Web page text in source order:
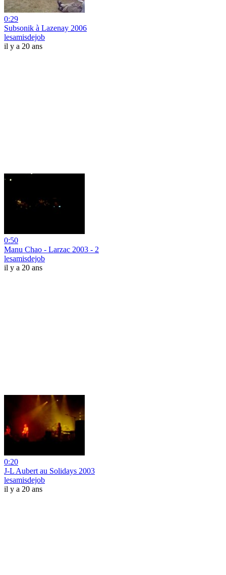
0:29
Subsonik à Lazenay 2006
lesamisdejob
il y a 20 ans
0:50
Manu Chao - Larzac 2003 - 2
lesamisdejob
il y a 20 ans
0:20
J-L Aubert au Solidays 2003
lesamisdejob
il y a 20 ans